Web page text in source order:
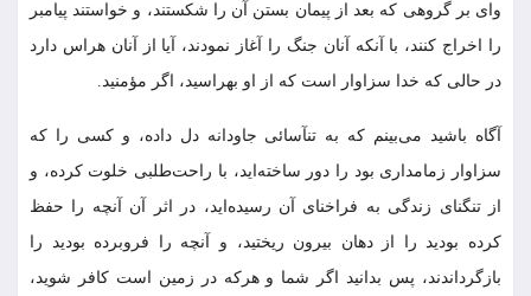
واى بر گروهى که بعد از پیمان بستن آن را شکستند، و خواستند پیامبر
را اخراج کنند، با آنکه آنان جنگ را آغاز نمودند، آیا از آنان هراس دارد
در حالى که خدا سزاوار است که از او بهراسید، اگر مؤمنید.
آگاه باشید مى‌‏بینم که به تن‏آسائى جاودانه دل داده، و کسى را که
سزاوار زمامدارى بود را دور ساخته‏‌اید، با راحت‌‏طلبى خلوت کرده، و
از تنگناى زندگى به فراخناى آن رسیده‏‌اید، در اثر آن آنچه را حفظ
کرده بودید را از دهان بیرون ریختید، و آنچه را فروبرده بودید را
بازگرداندند، پس بدانید اگر شما و هرکه در زمین است کافر شوید،